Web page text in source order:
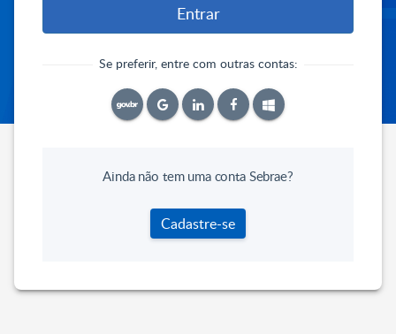
Se preferir, entre com outras contas:
Ainda não tem uma conta Sebrae?
Cadastre-se